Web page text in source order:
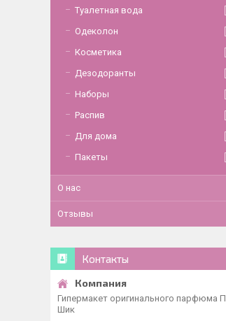
Туалетная вода
Одеколон
Косметика
Дезодоранты
Наборы
Распив
Для дома
Пакеты
О нас
Отзывы
Контакты
Гипермакет оригинального парфюма П
Шик